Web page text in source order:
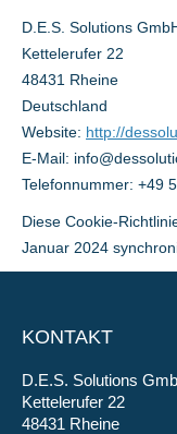
D.E.S. Solutions
Kettelerufer 22
48431 Rheine
Deutschland
Website: http://
E-Mail:
Telefonnummer: +49
Diese Cookie-
Januar 2024
KONTAKT
D.E.S. Solutions
Kettelerufer 22
48431 Rheine